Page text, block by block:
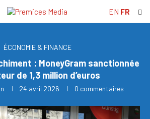
EN FR
ÉCONOMIE & FINANCE
: MoneyGram sanctionnée
de 1,3 million d’euros
24 avril 2026 0 commentaires